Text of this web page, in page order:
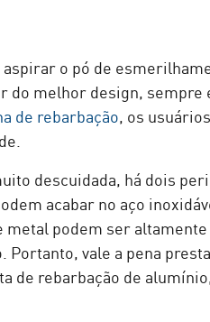
aspirar o pó de
do melhor design,
de rebarbação, os
descuidada, há dois
acabar no aço
podem ser
vale a pena
de rebarbação de